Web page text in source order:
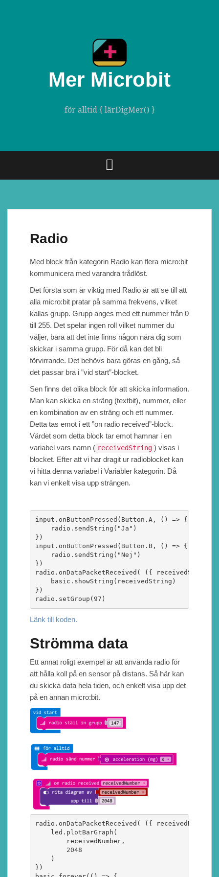
Mer Microbit
för alltid { lärDigMer() }
Radio
Med block från kategorin Radio kan flera micro:bit
kommunicera med varandra trådlöst.
Det första som är viktig med Radio är att se till att
alla micro:bit pratar på samma frekvens, vilket
kallas grupp. Grupp anges med ett nummer från 0
till 255. Det spelar ingen roll vilket nummer du
väljer, bara att det inte finns någon nära dig som
skickar i samma grupp. För då kan det bli
förvirrande. Det behövs bara göras en gång, så
det passar bra i ”vid start”-blocket.
Sen finns det olika block för att skicka information.
Man kan skicka en sträng (textbit), nummer, eller
en kombination av en sträng och ett nummer.
Detta tas emot i ett ”on radio received”-block.
Värdet som detta block tar emot hamnar i en
variabel vars namn ( receivedString ) visas i
blocket. Efter att vi har dragit ur radioblocket kan
vi hitta denna variabel i Variabler kategorin. Då
kan vi enkelt visa upp strängen.
input.onButtonPressed(Button.A, () => {
    radio.sendString("Ja")
})
input.onButtonPressed(Button.B, () => {
    radio.sendString("Nej")
})
radio.onDataPacketReceived( ({ receivedString
    basic.showString(receivedString)
})
radio.setGroup(97)
Länk till koden.
Strömma data
Ett annat roligt exempel är att använda radio för
att hålla koll på en sensor på distans. Så här kan
du skicka data hela tiden, och enkelt visa upp det
på en annan micro:bit.
radio.onDataPacketReceived( ({ receivedNumber
    led.plotBarGraph(
        receivedNumber,
        2048
    )
})